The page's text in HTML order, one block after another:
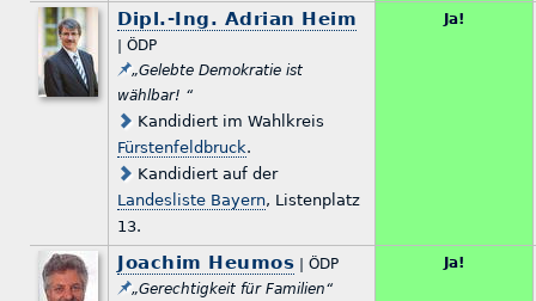
Dipl.-Ing. Adrian Heim
| ÖDP
„Gelebte Demokratie ist
wählbar! “
Kandidiert im Wahlkreis
Fürstenfeldbruck.
Kandidiert auf der
Landesliste Bayern, Listenplatz
13.
Ja!
Joachim Heumos | ÖDP
„Gerechtigkeit für Familien“
Ja!